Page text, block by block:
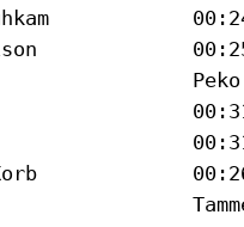
Peko